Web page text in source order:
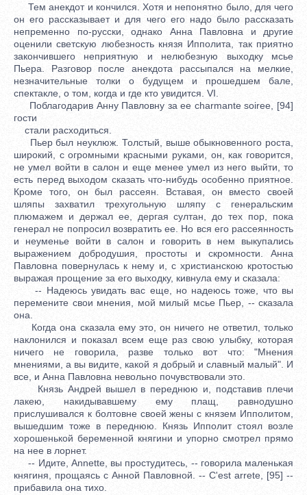
Тем анекдот и кончился. Хотя и непонятно было, для чего
он его рассказывает и для чего его надо было рассказать
непременно по-русски, однако Анна Павловна и другие
оценили светскую любезность князя Ипполита, так приятно
закончившего неприятную и нелюбезную выходку мсье
Пьера. Разговор после анекдота рассыпался на мелкие,
незначительные толки о будущем и прошедшем бале,
спектакле, о том, когда и где кто увидится. VI.
Поблагодарив Анну Павловну за ее charmante soiree, [94]
гости
стали расходиться.
Пьер был неуклюж. Толстый, выше обыкновенного роста,
широкий, с огромными красными руками, он, как говорится,
не умел войти в салон и еще менее умел из него выйти, то
есть перед выходом сказать что-нибудь особенно приятное.
Кроме того, он был рассеян. Вставая, он вместо своей
шляпы захватил трехугольную шляпу с генеральским
плюмажем и держал ее, дергая султан, до тех пор, пока
генерал не попросил возвратить ее. Но вся его рассеянность
и неуменье войти в салон и говорить в нем выкупались
выражением добродушия, простоты и скромности. Анна
Павловна повернулась к нему и, с христианскою кротостью
выражая прощение за его выходку, кивнула ему и сказала:
-- Надеюсь увидать вас еще, но надеюсь тоже, что вы
перемените свои мнения, мой милый мсье Пьер, -- сказала
она.
Когда она сказала ему это, он ничего не ответил, только
наклонился и показал всем еще раз свою улыбку, которая
ничего не говорила, разве только вот что: "Мнения
мнениями, а вы видите, какой я добрый и славный малый". И
все, и Анна Павловна невольно почувствовали это.
Князь Андрей вышел в переднюю и, подставив плечи
лакею, накидывавшему ему плащ, равнодушно
прислушивался к болтовне своей жены с князем Ипполитом,
вышедшим тоже в переднюю. Князь Ипполит стоял возле
хорошенькой беременной княгини и упорно смотрел прямо
на нее в лорнет.
-- Идите, Annette, вы простудитесь, -- говорила маленькая
княгиня, прощаясь с Анной Павловной. -- C'est arrete, [95] --
прибавила она тихо.